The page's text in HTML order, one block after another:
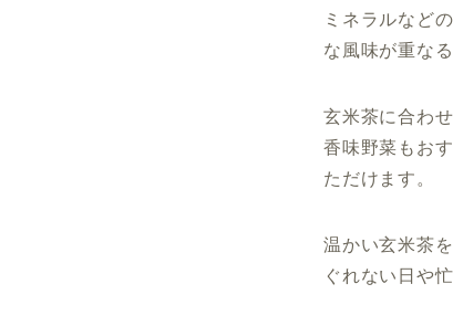
ミネラルなど
な風味が重な
玄米茶に合わ
香味野菜もお
ただけます。
温かい玄米茶
ぐれない日や